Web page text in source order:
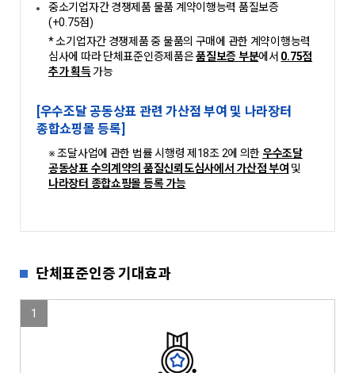
중소기업자간 경쟁제품 물품 계약이행능력 품질보증
(+0.75점)
* 소기업자간 경쟁제품 중 물품의 구매에 관한 계약이행능력
심사에 따라 단체표준인증제품은품질보증 부분에서 0.75점
추가 획득 가능
[우수조달 공동상표 관련 가산점 부여 및 나라장터
종합쇼핑몰 등록]
※ 조달사업에 관한 법률 시행령 제18조 2에 의한 우수조달
공동상표 수의계약의 품질신뢰도심사에서 가산점 부여 및
나라장터 종합쇼핑몰 등록 가능
단체표준인증 기대효과
1